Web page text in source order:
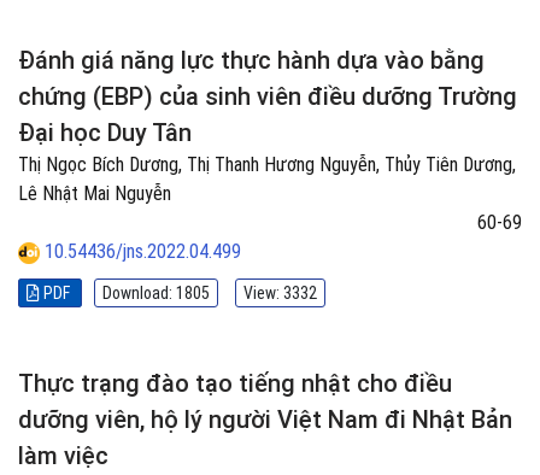
Đánh giá năng lực thực hành dựa vào bằng
chứng (EBP) của sinh viên điều dưỡng Trường
Đại học Duy Tân
Thị Ngọc Bích Dương, Thị Thanh Hương Nguyễn, Thủy Tiên Dương,
Lê Nhật Mai Nguyễn
60-69
10.54436/jns.2022.04.499
PDF Download: 1805 View: 3332
Thực trạng đào tạo tiếng nhật cho điều
dưỡng viên, hộ lý người Việt Nam đi Nhật Bản
làm việc